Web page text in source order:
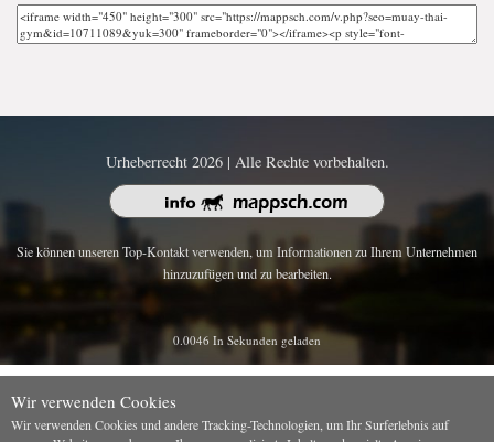
Urheberrecht 2026 | Alle Rechte vorbehalten.
Sie können unseren Top-Kontakt verwenden, um Informationen zu Ihrem Unternehmen
hinzuzufügen und zu bearbeiten.
0.0046 In Sekunden geladen
Wir verwenden Cookies
Wir verwenden Cookies und andere Tracking-Technologien, um Ihr Surferlebnis auf